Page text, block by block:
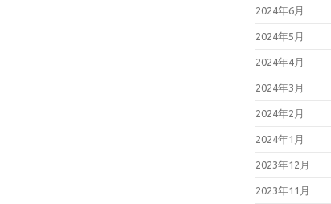
2024年6月
2024年5月
2024年4月
2024年3月
2024年2月
2024年1月
2023年12月
2023年11月